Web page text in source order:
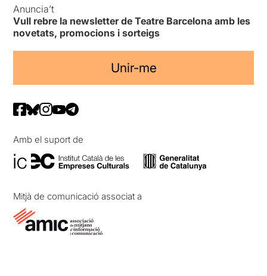
Anuncia’t
Vull rebre la newsletter de Teatre Barcelona amb les
novetats, promocions i sorteigs
Unir-me
Amb el suport de
Mitjà de comunicació associat a